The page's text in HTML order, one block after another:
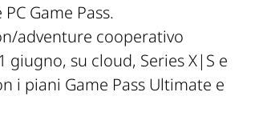
Game Pass.
adventure cooperativo
giugno, su cloud, Series X|S e
i piani Game Pass Ultimate e